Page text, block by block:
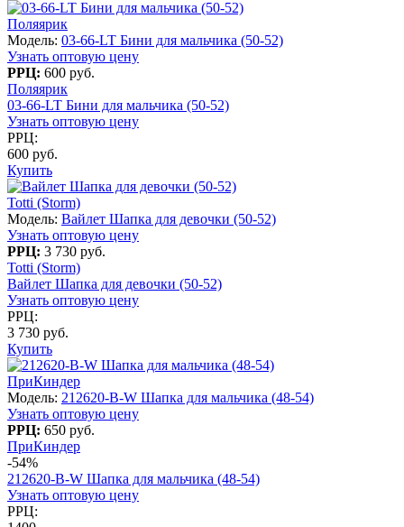
Поляярик
Модель: 03-66-LT Бини для мальчика (50-52)
Узнать оптовую цену
РРЦ: 600 руб.
Поляярик
03-66-LT Бини для мальчика (50-52)
Узнать оптовую цену
РРЦ:
600 руб.
Купить
Totti (Storm)
Модель: Вайлет Шапка для девочки (50-52)
Узнать оптовую цену
РРЦ: 3 730 руб.
Totti (Storm)
Вайлет Шапка для девочки (50-52)
Узнать оптовую цену
РРЦ:
3 730 руб.
Купить
ПриКиндер
Модель: 212620-B-W Шапка для мальчика (48-54)
Узнать оптовую цену
РРЦ: 650 руб.
ПриКиндер
-54%
212620-B-W Шапка для мальчика (48-54)
Узнать оптовую цену
РРЦ: